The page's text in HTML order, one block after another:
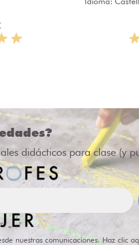
didácticos para clase (y
nuestras comunicaciones. Haz clic